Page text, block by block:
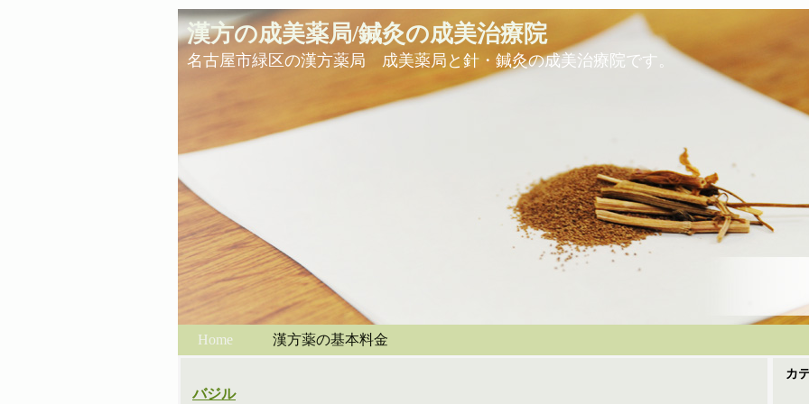
漢方の成美薬局/鍼灸の成美治療院
名古屋市緑区の漢方薬局 成美薬局と針・鍼灸の成美治療院です。
Home 漢方薬の基本料金
バジル
カ